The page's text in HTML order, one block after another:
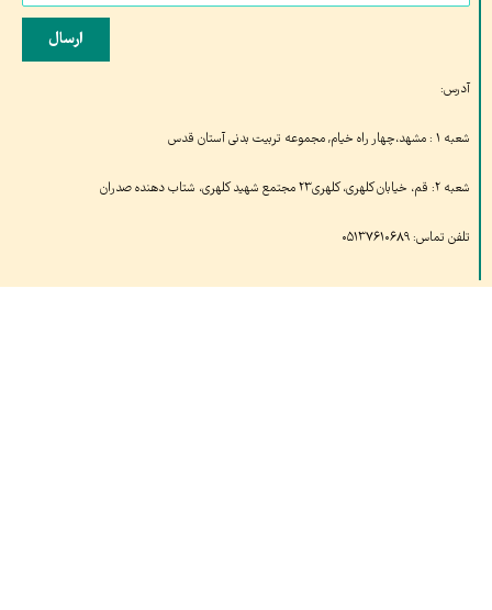
ارسال
آدرس:
شعبه ۱ : مشهد،چهار راه خیام, مجموعه تربیت بدنی آستان قدس
شعبه ۲: قم، خیابان کلهری، کلهری۲۳ مجتمع شهید کلهری، شتاب دهنده صدران
تلفن تماس: ۰۵۱۳۷۶۱۰۶۸۹